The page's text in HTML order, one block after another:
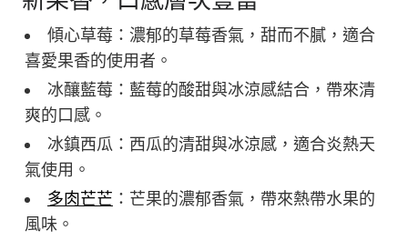
傾心草莓：濃郁的草莓香氣，甜而不膩，適合
喜愛果香的使用者。
冰釀藍莓：藍莓的酸甜與冰涼感結合，帶來清
爽的口感。
冰鎮西瓜：西瓜的清甜與冰涼感，適合炎熱天
氣使用。
多肉芒芒 ：芒果的濃郁香氣，帶來熱帶水果的
風味。